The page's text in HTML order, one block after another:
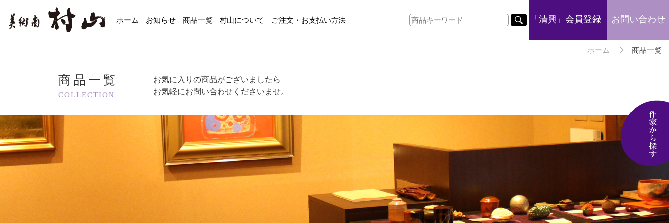
ホーム お知らせ 商品一覧 村山について ご注文・お支払い方法 「清興」会員登録 お問い合わせ
ホーム 商品一覧
商品一覧
COLLECTION
お気に入りの商品がございましたら
お気軽にお問い合わせくださいませ。